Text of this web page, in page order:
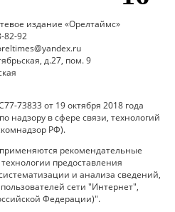
издание «Орелтаймс»
82-92
д.27, пом. 9
73833 от 19 октября 2018 года
надзору в сфере связи, технологий
РФ).
рекомендательные
предоставления
и анализа сведений,
сети "Интернет",
Федерации)".